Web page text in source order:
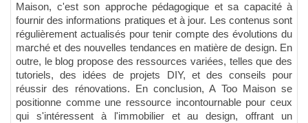
Maison, c'est son approche pédagogique et sa capacité à
fournir des informations pratiques et à jour. Les contenus sont
régulièrement actualisés pour tenir compte des évolutions du
marché et des nouvelles tendances en matière de design. En
outre, le blog propose des ressources variées, telles que des
tutoriels, des idées de projets DIY, et des conseils pour
réussir des rénovations. En conclusion, A Too Maison se
positionne comme une ressource incontournable pour ceux
qui s'intéressent à l'immobilier et au design, offrant un